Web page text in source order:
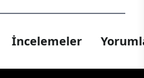
İncelemeler